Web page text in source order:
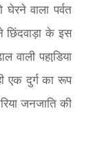
वाला पर्वत
छिंदवाड़ा के इस
वाली पहाडि़या
एक दुर्ग का रूप
जनजाति की